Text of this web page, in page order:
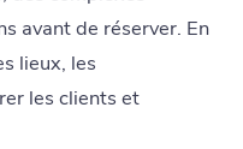
avant de réserver. En
lieux, les
les clients et